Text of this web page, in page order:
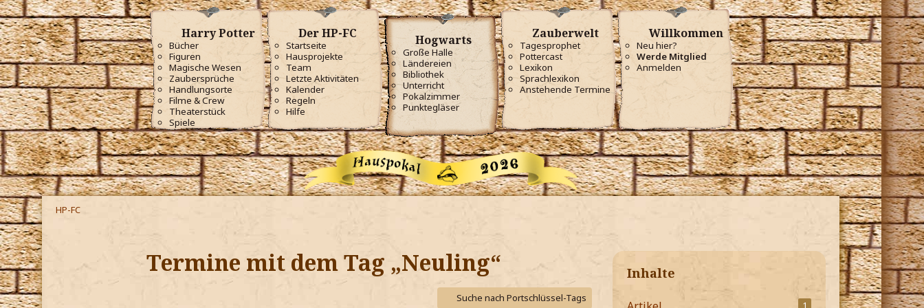
Harry Potter
Bücher
Figuren
Magische Wesen
Zaubersprüche
Handlungsorte
Filme & Crew
Theaterstück
Spiele
Der HP-FC
Startseite
Hausprojekte
Team
Letzte Aktivitäten
Kalender
Regeln
Hilfe
Hogwarts
Große Halle
Ländereien
Bibliothek
Unterricht
Pokalzimmer
Punktegläser
Zauberwelt
Tagesprophet
Pottercast
Lexikon
Sprachlexikon
Anstehende Termine
Willkommen
Neu hier?
Werde Mitglied
Anmelden
HP-FC
Termine mit dem Tag „Neuling“
Suche nach Portschlüssel-Tags
Inhalte
1